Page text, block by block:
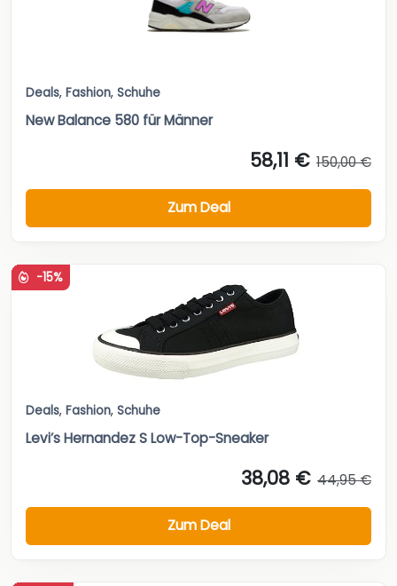
Deals, Fashion, Schuhe
New Balance 580 für Männer
58,11 € 150,00 €
Zum Deal
-15%
Deals, Fashion, Schuhe
Levi’s Hernandez S Low-Top-Sneaker
38,08 € 44,95 €
Zum Deal